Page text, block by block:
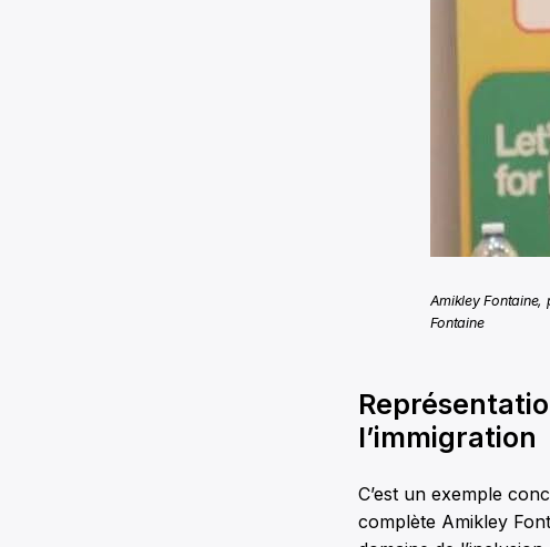
Amikley Fontaine,
Fontaine
l’immigration
C’est un exemple
complète Amikley